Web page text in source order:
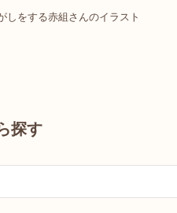
しをする赤組さんのイラスト
探す